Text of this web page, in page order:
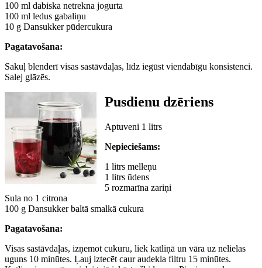
100 ml dabiska netrekna jogurta
100 ml ledus gabaliņu
10 g Dansukker pūdercukura
Pagatavošana:
Sakuļ blenderī visas sastāvdaļas, līdz iegūst viendabīgu konsistenci.
Salej glāzēs.
Pusdienu dzēriens
Aptuveni 1 litrs
Nepieciešams:
1 litrs melleņu
1 litrs ūdens
5 rozmarīna zariņi
Sula no 1 citrona
100 g Dansukker baltā smalkā cukura
Pagatavošana:
Visas sastāvdaļas, izņemot cukuru, liek katliņā un vāra uz nelielas
uguns 10 minūtes. Ļauj iztecēt caur audekla filtru 15 minūtes.